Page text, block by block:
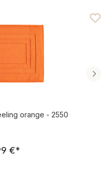
orange - 2550
Preis:
€*